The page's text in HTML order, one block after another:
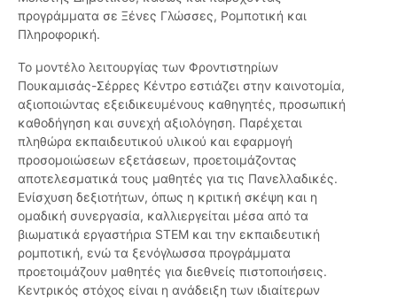
προγράμματα σε Ξένες Γλώσσες, Ρομποτική και
Πληροφορική.
Το μοντέλο λειτουργίας των Φροντιστηρίων
Πουκαμισάς-Σέρρες Κέντρο εστιάζει στην καινοτομία,
αξιοποιώντας εξειδικευμένους καθηγητές, προσωπική
καθοδήγηση και συνεχή αξιολόγηση. Παρέχεται
πληθώρα εκπαιδευτικού υλικού και εφαρμογή
προσομοιώσεων εξετάσεων, προετοιμάζοντας
αποτελεσματικά τους μαθητές για τις Πανελλαδικές.
Ενίσχυση δεξιοτήτων, όπως η κριτική σκέψη και η
ομαδική συνεργασία, καλλιεργείται μέσα από τα
βιωματικά εργαστήρια STEM και την εκπαιδευτική
ρομποτική, ενώ τα ξενόγλωσσα προγράμματα
προετοιμάζουν μαθητές για διεθνείς πιστοποιήσεις.
Κεντρικός στόχος είναι η ανάδειξη των ιδιαίτερων